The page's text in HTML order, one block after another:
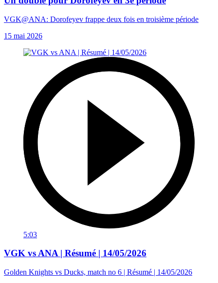
VGK@ANA: Dorofeyev frappe deux fois en troisième période
15 mai 2026
5:03
VGK vs ANA | Résumé | 14/05/2026
Golden Knights vs Ducks, match no 6 | Résumé | 14/05/2026